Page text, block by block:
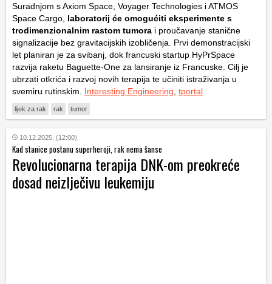
Suradnjom s Axiom Space, Voyager Technologies i ATMOS
Space Cargo, laboratorij će omogućiti eksperimente s
trodimenzionalnim rastom tumora i proučavanje stanične
signalizacije bez gravitacijskih izobličenja. Prvi demonstracijski
let planiran je za svibanj, dok francuski startup HyPrSpace
razvija raketu Baguette-One za lansiranje iz Francuske. Cilj je
ubrzati otkrića i razvoj novih terapija te učiniti istraživanja u
svemiru rutinskim. Interesting Engineering tportal
lijek za rak rak tumor
10.12.2025. (12:00)
Kad stanice postanu superheroji, rak nema šanse
Revolucionarna terapija DNK-om preokreće
dosad neizlječivu leukemiju